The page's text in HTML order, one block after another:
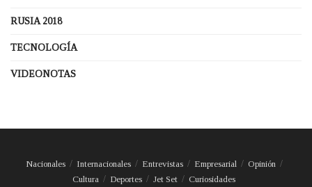
RUSIA 2018
TECNOLOGÍA
VIDEONOTAS
Nacionales Internacionales Entrevistas Empresarial
Opinión
Cultura
Deportes Jet Set Curiosidades